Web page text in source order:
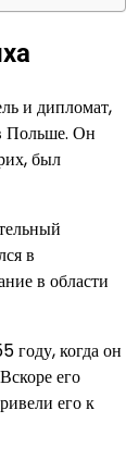
и дипломат,
Польше. Он
был
в
в области
году, когда он
его
его к